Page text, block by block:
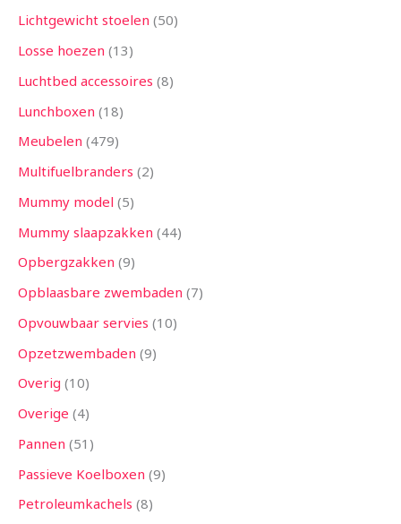
Lichtgewicht stoelen 50
Losse hoezen 13
Luchtbed accessoires 8
Lunchboxen 18
Meubelen 479
Multifuelbranders 2
Mummy model 5
Mummy slaapzakken 44
Opbergzakken 9
Opblaasbare zwembaden 7
Opvouwbaar servies 10
Opzetzwembaden 9
Overig 10
Overige 4
Pannen 51
Passieve Koelboxen 9
Petroleumkachels 8